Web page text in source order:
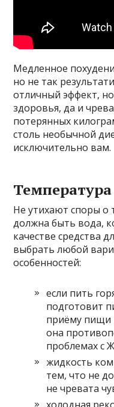
Медленное
но не так
отличный эффект,
здоровья, да и
потерянных
столь необычной
исключительно вам.
Температура
Не утихают споры о
должна быть вода,
качестве средства
выбрать любой
особенностей:
если пить
подготовит
приёму пищи
она
проблемах с
жидкость
тем, что не
не чревата